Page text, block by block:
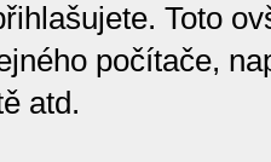
Toto
počítače,
atd.